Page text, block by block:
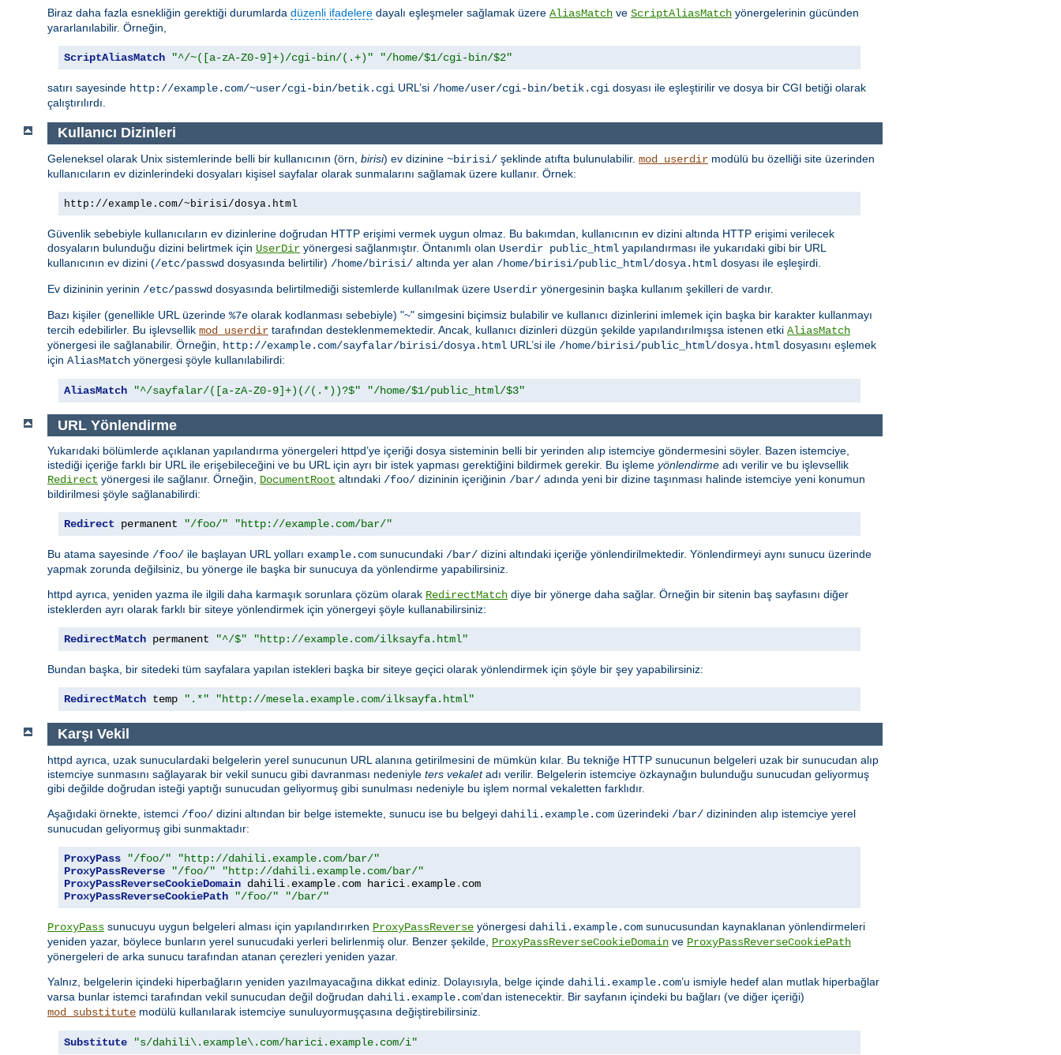
Biraz daha fazla esnekliğin gerektiği durumlarda düzenli ifadelere dayalı eşleşmeler sağlamak üzere AliasMatch ve ScriptAliasMatch yönergelerinin gücünden
yararlanılabilir. Örneğin,
ScriptAliasMatch "^/~([a-zA-Z0-9]+)/cgi-bin/(.+)" "/home/$1/cgi-bin/$2"
satırı sayesinde http://example.com/~user/cgi-bin/betik.cgi URL’si /home/user/cgi-bin/betik.cgi dosyası ile eşleştirilir ve dosya bir CGI betiği olarak
çalıştırılırdı.
Kullanıcı Dizinleri
Geleneksel olarak Unix sistemlerinde belli bir kullanıcının (örn, birisi) ev dizinine ~birisi/ şeklinde atıfta bulunulabilir. mod_userdir modülü bu özelliği site üzerinden
kullanıcıların ev dizinlerindeki dosyaları kişisel sayfalar olarak sunmalarını sağlamak üzere kullanır. Örnek:
http://example.com/~birisi/dosya.html
Güvenlik sebebiyle kullanıcıların ev dizinlerine doğrudan HTTP erişimi vermek uygun olmaz. Bu bakımdan, kullanıcının ev dizini altında HTTP erişimi verilecek
dosyaların bulunduğu dizini belirtmek için UserDir yönergesi sağlanmıştır. Öntanımlı olan Userdir public_html yapılandırması ile yukarıdaki gibi bir URL
kullanıcının ev dizini (/etc/passwd dosyasında belirtilir) /home/birisi/ altında yer alan /home/birisi/public_html/dosya.html dosyası ile eşleşirdi.
Ev dizininin yerinin /etc/passwd dosyasında belirtilmediği sistemlerde kullanılmak üzere Userdir yönergesinin başka kullanım şekilleri de vardır.
Bazı kişiler (genellikle URL üzerinde %7e olarak kodlanması sebebiyle) "~" simgesini biçimsiz bulabilir ve kullanıcı dizinlerini imlemek için başka bir karakter kullanmayı
tercih edebilirler. Bu işlevsellik mod_userdir tarafından desteklenmemektedir. Ancak, kullanıcı dizinleri düzgün şekilde yapılandırılmışsa istenen etki AliasMatch
yönergesi ile sağlanabilir. Örneğin,
http://example.com/sayfalar/birisi/dosya.html URL’si ile /home/birisi/public_html/dosya.html dosyasını eşlemek
için AliasMatch yönergesi şöyle kullanılabilirdi:
AliasMatch "^/sayfalar/([a-zA-Z0-9]+)(/(.*))?$" "/home/$1/public_html/$3"
URL Yönlendirme
Yukarıdaki bölümlerde açıklanan yapılandırma yönergeleri httpd’ye içeriği dosya sisteminin belli bir yerinden alıp istemciye göndermesini söyler. Bazen istemciye,
istediği içeriğe farklı bir URL ile erişebileceğini ve bu URL için ayrı bir istek yapması gerektiğini bildirmek gerekir. Bu işleme yönlendirme adı verilir ve bu işlevsellik
Redirect yönergesi ile sağlanır. Örneğin, DocumentRoot altındaki /foo/ dizininin içeriğinin /bar/ adında yeni bir dizine taşınması halinde istemciye yeni konumun
bildirilmesi şöyle sağlanabilirdi:
Redirect permanent "/foo/" "http://example.com/bar/"
Bu atama sayesinde /foo/ ile başlayan URL yolları example.com sunucundaki /bar/ dizini altındaki içeriğe yönlendirilmektedir. Yönlendirmeyi aynı sunucu üzerinde
yapmak zorunda değilsiniz, bu yönerge ile başka bir sunucuya da yönlendirme yapabilirsiniz.
httpd ayrıca, yeniden yazma ile ilgili daha karmaşık sorunlara çözüm olarak RedirectMatch diye bir yönerge daha sağlar. Örneğin bir sitenin baş sayfasını diğer
isteklerden ayrı olarak farklı bir siteye yönlendirmek için yönergeyi şöyle kullanabilirsiniz:
RedirectMatch permanent "^/$" "http://example.com/ilksayfa.html"
Bundan başka, bir sitedeki tüm sayfalara yapılan istekleri başka bir siteye geçici olarak yönlendirmek için şöyle bir şey yapabilirsiniz:
RedirectMatch temp ".*" "http://mesela.example.com/ilksayfa.html"
Karşı Vekil
httpd ayrıca, uzak sunuculardaki belgelerin yerel sunucunun URL alanına getirilmesini de mümkün kılar. Bu tekniğe HTTP sunucunun belgeleri uzak bir sunucudan alıp
istemciye sunmasını sağlayarak bir vekil sunucu gibi davranması nedeniyle ters vekaletadı verilir. Belgelerin istemciye özkaynağın bulunduğu sunucudan geliyormuş
gibi değilde doğrudan isteği yaptığı sunucudan geliyormuş gibi sunulması nedeniyle bu işlem normal vekaletten farklıdır.
Aşağıdaki örnekte, istemci /foo/ dizini altından bir belge istemekte, sunucu ise bu belgeyi dahili.example.com üzerindeki /bar/ dizininden alıp istemciye yerel
sunucudan geliyormuş gibi sunmaktadır:
ProxyPass "/foo/"
"http://dahili.example.com/bar/"
ProxyPassReverse
"/foo/"
"http://dahili.example.com/bar/"
ProxyPassReverseCookieDomain dahili. example. com harici. example.
ProxyPassReverseCookiePath
"/foo/" "/bar/"
ProxyPass sunucuyu uygun belgeleri alması için yapılandırırken ProxyPassReverse yönergesi dahili.example.com sunucusundan kaynaklanan yönlendirmeleri
yeniden yazar, böylece bunların yerel sunucudaki yerleri belirlenmiş olur. Benzer şekilde, ProxyPassReverseCookieDomain ve ProxyPassReverseCookiePath
yönergeleri de arka sunucu tarafından atanan çerezleri yeniden yazar.
Yalnız, belgelerin içindeki hiperbağların yeniden yazılmayacağına dikkat ediniz. Dolayısıyla, belge içinde dahili.example.com’u ismiyle hedef alan mutlak hiperbağlar
varsa bunlar istemci tarafından vekil sunucudan değil doğrudan dahili.example.com’dan istenecektir. Bir sayfanın içindeki bu bağları (ve diğer içeriği)
mod_substitute modülü kullanılarak istemciye sunuluyormuşçasına değiştirebilirsiniz.
Substitute "s/dahili\.example\.com/harici.example.com/i"